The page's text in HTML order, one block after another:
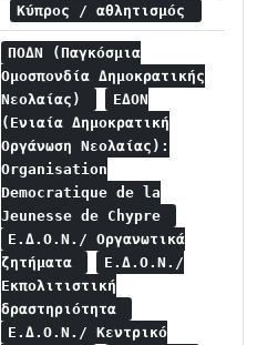
Κύπρος / αθλητισμός
ΠΟΔΝ (Παγκόσμια
Ομοσπονδία Δημοκρατικής
Νεολαίας)
ΕΔΟΝ
(Ενιαία Δημοκρατική
Οργάνωση Νεολαίας):
Organisation
Democratique de la
Jeunesse de Chypre
Ε.Δ.Ο.Ν./ Οργανωτικά
ζητήματα
Ε.Δ.Ο.Ν./
Εκπολιτιστική
δραστηριότητα
Ε.Δ.Ο.Ν./ Κεντρικό